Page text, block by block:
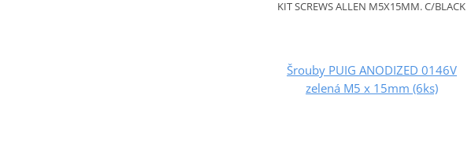
KIT SCREWS ALLEN M5X15MM. C/BLACK
Šrouby PUIG ANODIZED 0146V
zelená M5 x 15mm (6ks)